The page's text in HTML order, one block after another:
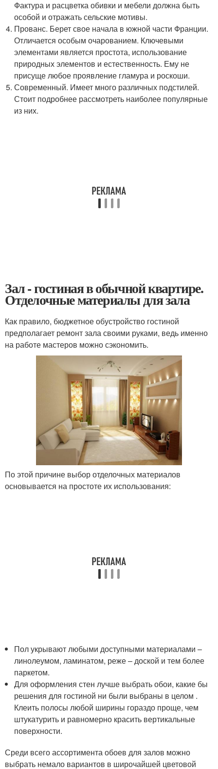
Фактура и расцветка обивки и мебели должна быть
особой и отражать сельские мотивы.
Прованс. Берет свое начала в южной части Франции.
Отличается особым очарованием. Ключевыми
элементами является простота, использование
природных элементов и естественность. Ему не
присуще любое проявление гламура и роскоши.
Современный. Имеет много различных подстилей.
Стоит подробнее рассмотреть наиболее популярные
из них.
Зал - гостиная в обычной квартире.
Отделочные материалы для зала
Как правило, бюджетное обустройство гостиной
предполагает ремонт зала своими руками, ведь именно
на работе мастеров можно сэкономить.
По этой причине выбор отделочных материалов
основывается на простоте их использования:
Пол укрывают любыми доступными материалами –
линолеумом, ламинатом, реже – доской и тем более
паркетом.
Для оформления стен лучше выбрать обои, какие бы
решения для гостиной ни были выбраны в целом .
Клеить полосы любой ширины гораздо проще, чем
штукатурить и равномерно красить вертикальные
поверхности.
Среди всего ассортимента обоев для залов можно
выбрать немало вариантов в широчайшей цветовой